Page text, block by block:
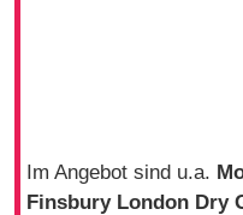
Im Angebot sind u.a.
Finsbury London Dry